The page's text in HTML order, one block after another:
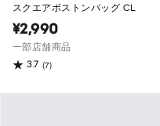
スクエアボストンバッグ CL
¥2,990
一部店舗商品
3.7 (7)